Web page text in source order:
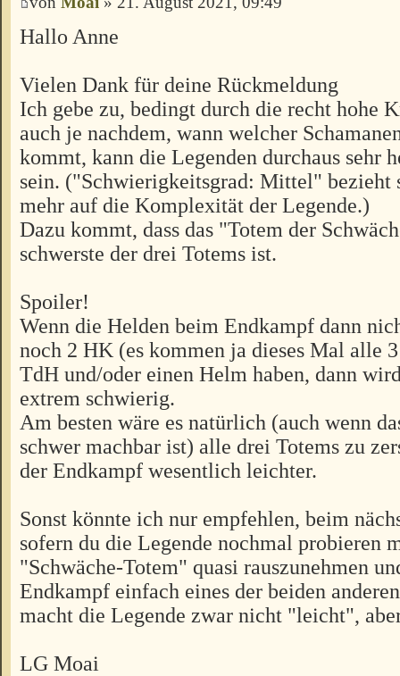
Hallo Anne
Vielen Dank für deine Rückmeldung
Ich gebe zu, bedingt durch die recht hohe
auch je nachdem, wann welcher
kommt, kann die Legenden durchaus sehr
sein. ("Schwierigkeitsgrad: Mittel" bezieht
mehr auf die Komplexität der Legende.)
Dazu kommt, dass das "Totem der
schwerste der drei Totems ist.
Spoiler!
Wenn die Helden beim Endkampf dann
noch 2 HK (es kommen ja dieses Mal alle
TdH und/oder einen Helm haben, dann
extrem schwierig.
Am besten wäre es natürlich (auch wenn
schwer machbar ist) alle drei Totems zu
der Endkampf wesentlich leichter.
Sonst könnte ich nur empfehlen, beim
sofern du die Legende nochmal probieren
"Schwäche-Totem" quasi rauszunehmen
Endkampf einfach eines der beiden
macht die Legende zwar nicht "leicht",
LG Moai